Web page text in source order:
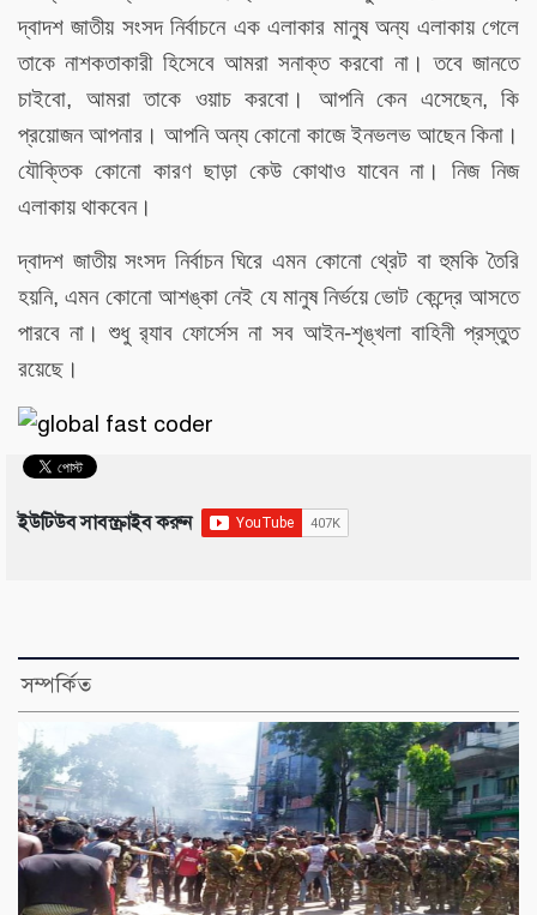
দ্বাদশ জাতীয় সংসদ নির্বাচনে এক এলাকার মানুষ অন্য এলাকায় গেলে
তাকে নাশকতাকারী হিসেবে আমরা সনাক্ত করবো না। তবে জানতে
চাইবো, আমরা তাকে ওয়াচ করবো। আপনি কেন এসেছেন, কি
প্রয়োজন আপনার। আপনি অন্য কোনো কাজে ইনভলভ আছেন কিনা।
যৌক্তিক কোনো কারণ ছাড়া কেউ কোথাও যাবেন না। নিজ নিজ
এলাকায় থাকবেন।
দ্বাদশ জাতীয় সংসদ নির্বাচন ঘিরে এমন কোনো থ্রেট বা হুমকি তৈরি
হয়নি, এমন কোনো আশঙ্কা নেই যে মানুষ নির্ভয়ে ভোট কেন্দ্রে আসতে
পারবে না। শুধু র‍্যাব ফোর্সেস না সব আইন-শৃঙ্খলা বাহিনী প্রস্তুত
রয়েছে।
ইউটিউব সাবস্ক্রাইব করুন
সম্পর্কিত